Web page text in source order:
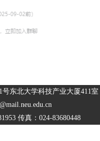
东北大学科技产业大厦411室
传真：024-83680448